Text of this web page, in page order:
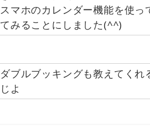
スマホのカレンダー機能を使っ
てみることにしました(^^)
ダブルブッキングも教えてく
じよ